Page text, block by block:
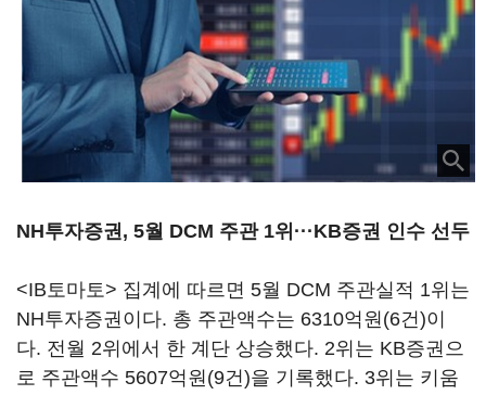
NH투자증권, 5월 DCM 주관 1위···KB증권 인수 선두
<IB토마토> 집계에 따르면 5월 DCM 주관실적 1위는
NH투자증권이다. 총 주관액수는 6310억원(6건)이
다. 전월 2위에서 한 계단 상승했다. 2위는 KB증권으
로 주관액수 5607억원(9건)을 기록했다. 3위는 키움